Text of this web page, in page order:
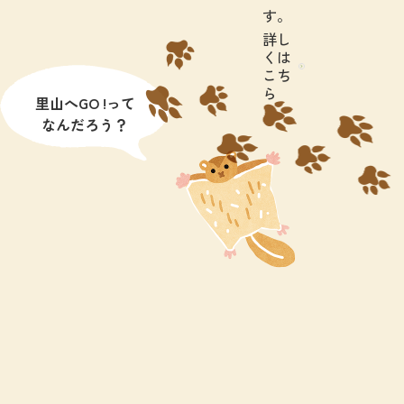
す。
詳し
くは
こち
ら
里山へGO !って
なんだろう？